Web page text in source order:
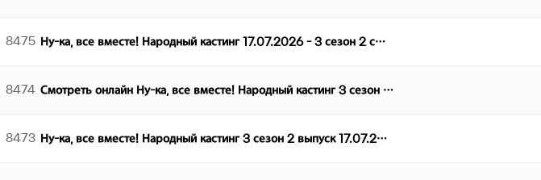
8475 Ну-ка, все вместе! Народный кастинг 17.07.2026 - 3 сезон 2 с…
8474 Смотреть онлайн Ну-ка, все вместе! Народный кастинг 3 сезон …
8473 Ну-ка, все вместе! Народный кастинг 3 сезон 2 выпуск 17.07.2…